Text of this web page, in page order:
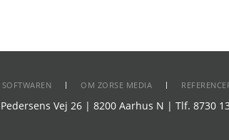
SOFTWAREN OM ZORSE MEDIA
Pedersens Vej 26 | 8200 Aarhus N | Tlf. 8730